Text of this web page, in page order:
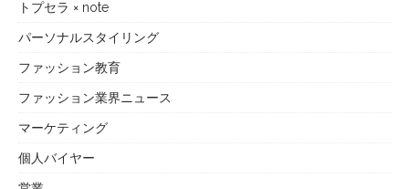
トプセラ × note
パーソナルスタイリング
ファッション教育
ファッション業界ニュース
マーケティング
個人バイヤー